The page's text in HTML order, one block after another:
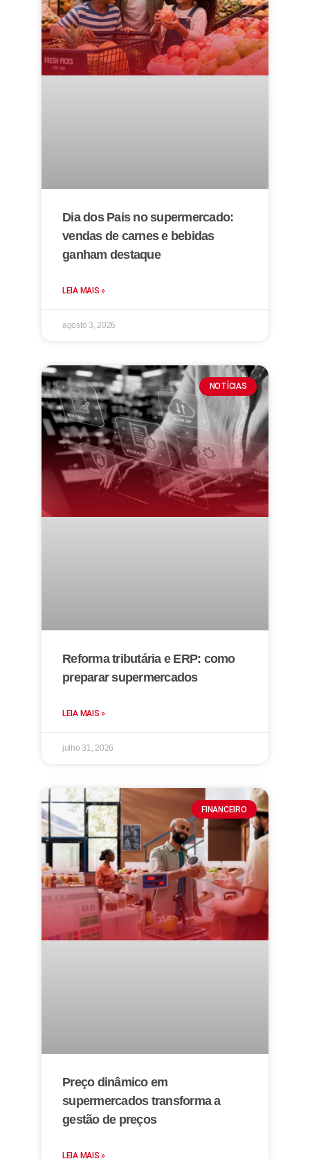
Dia dos Pais no supermercado:
vendas de carnes e bebidas
ganham destaque
LEIA MAIS »
agosto 3, 2026
NOTÍCIAS
Reforma tributária e ERP: como
preparar supermercados
LEIA MAIS »
julho 31, 2026
FINANCEIRO
Preço dinâmico em
supermercados transforma a
gestão de preços
LEIA MAIS »